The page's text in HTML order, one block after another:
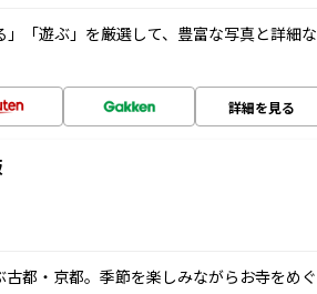
「遊ぶ」を厳選して、豊富な写真と詳細な
詳細を見る
都・京都。季節を楽しみながらお寺をめぐ